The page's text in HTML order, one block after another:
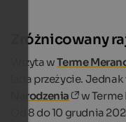
Zróżnicowany
Wizyta wTerme
lada przeżycie. Jednak
Narodzenia
w
Od 8 do 10 grudnia